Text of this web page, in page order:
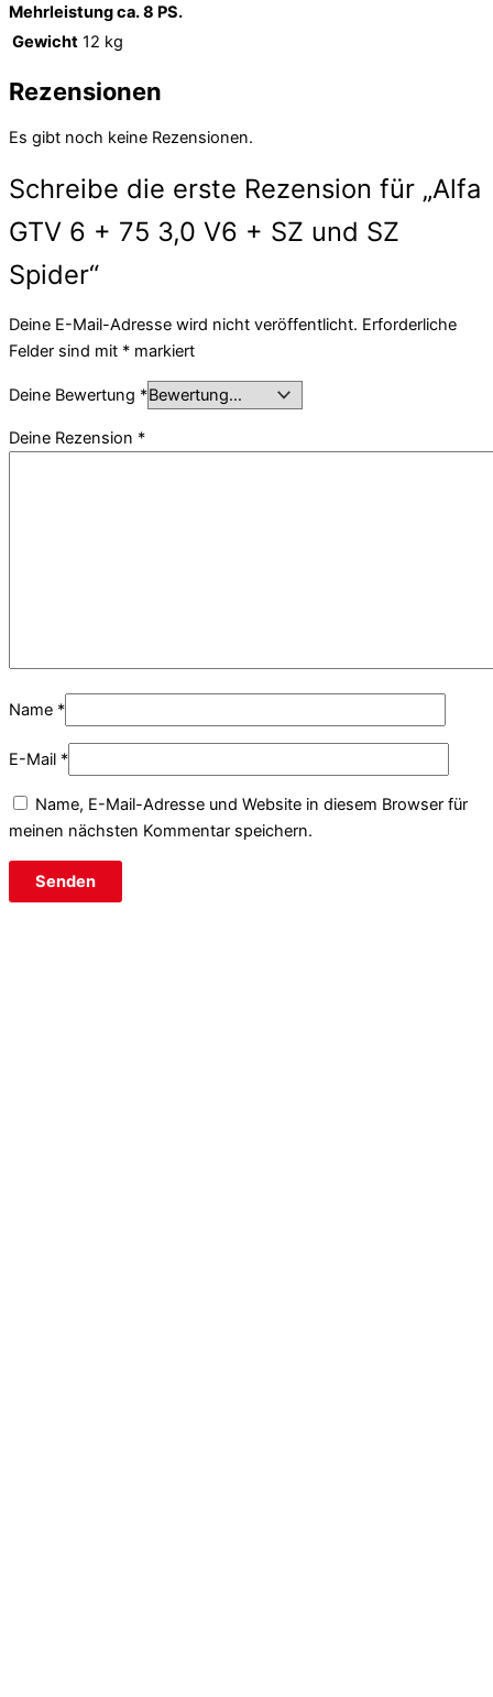
Mehrleistung ca. 8 PS.
Gewicht 12 kg
Rezensionen
Es gibt noch keine Rezensionen.
Schreibe die erste Rezension für „Alfa
GTV 6 + 75 3,0 V6 + SZ und SZ
Spider“
Deine E-Mail-Adresse wird nicht veröffentlicht. Erforderliche
Felder sind mit * markiert
Deine Bewertung *
Deine Rezension *
Name *
E-Mail *
Name, E-Mail-Adresse und Website in diesem Browser für
meinen nächsten Kommentar speichern.